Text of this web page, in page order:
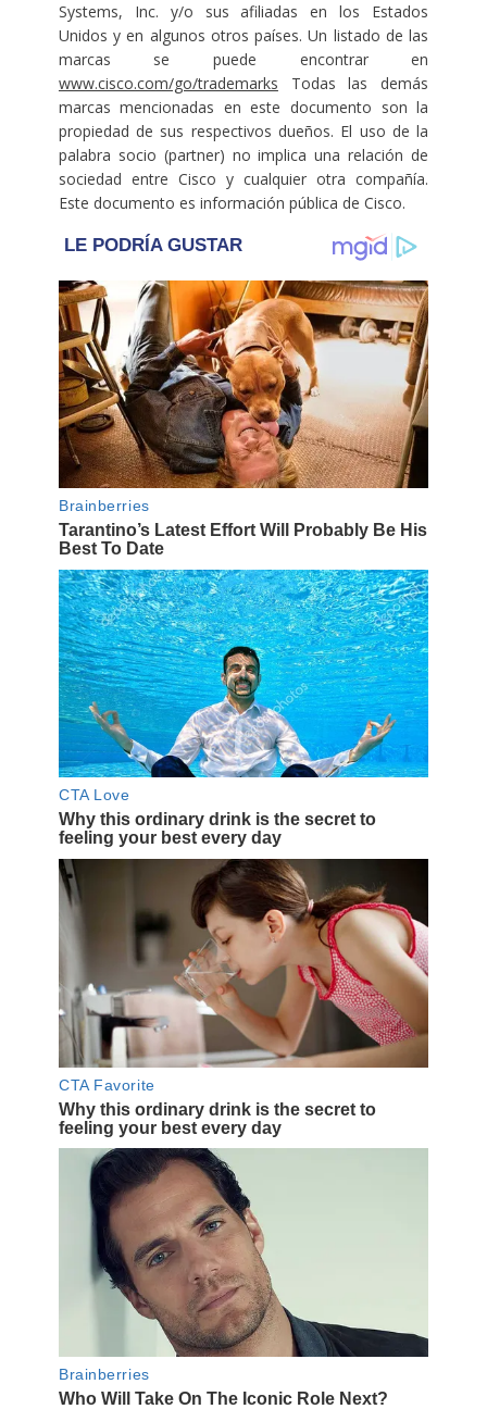
Systems, Inc. y/o sus afiliadas en los Estados
Unidos y en algunos otros países. Un listado de las
marcas se puede encontrar en
www.cisco.com/go/trademarks Todas las demás
marcas mencionadas en este documento son la
propiedad de sus respectivos dueños. El uso de la
palabra socio (partner) no implica una relación de
sociedad entre Cisco y cualquier otra compañía.
Este documento es información pública de Cisco.